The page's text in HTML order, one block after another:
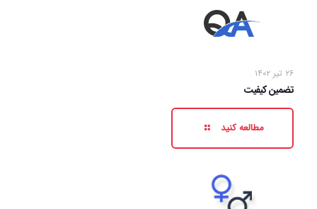
۲۶ تیر ۱۴۰۲
تضمین کیفیت
مطالعه کنید